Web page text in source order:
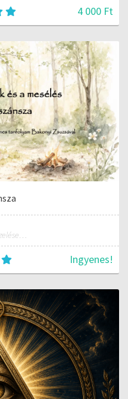
4 000 Ft
Meseterápiával, hangtálas kezelésekkel, meditációvezetéssel, és erdőfürdő vezetéssel foglalkozom. Igyekszem harmonikusan ötvözni ezt a tudást, hogy a lélek számára táplálék lehessen.
Ingyenes!